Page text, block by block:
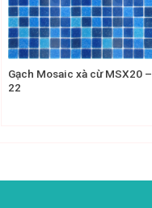
Gạch Mosaic xà cừ MSX20 –
22